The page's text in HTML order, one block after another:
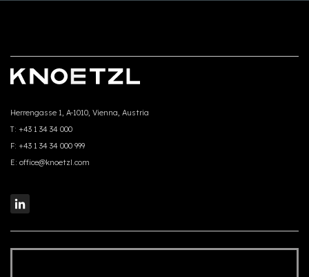
Herrengasse 1, A-1010, Vienna, Austria
T: +43 1 34 34 000
F: +43 1 34 34 000 999
E: office@knoetzl.com